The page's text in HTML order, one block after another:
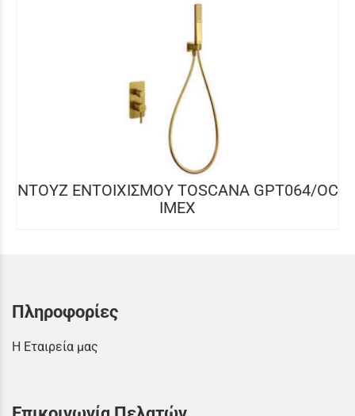
NTOYZ ΕΝΤOIXIΣΜΟΥ TOSCANA GPT064/OC
IMEX
Πληροφορίες
Η Εταιρεία μας